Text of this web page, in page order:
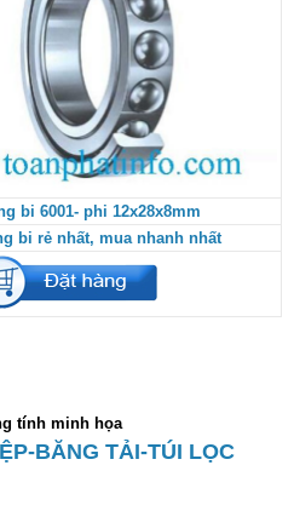
bi 6001- phi 12x28x8mm
bi rẻ nhất, mua nhanh nhất
tính minh họa
BĂNG TẢI-TÚI LỌC